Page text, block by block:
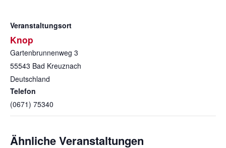
Veranstaltungsort
Knop
Gartenbrunnenweg 3
55543 Bad Kreuznach
Deutschland
Telefon
(0671) 75340
Ähnliche Veranstaltungen